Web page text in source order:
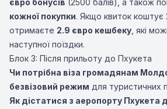
євро бонусів (2500 балів), а також
кожної покупки. Якщо квиток коштує
отримаєте 2.9 євро кешбеку , які
наступної поїздки.
Блок 3: Після прильоту до Пхукета
Чи потрібна віза громадянам
безвізовий режим для туристичних
Як дістатися з аеропорту Пхукета